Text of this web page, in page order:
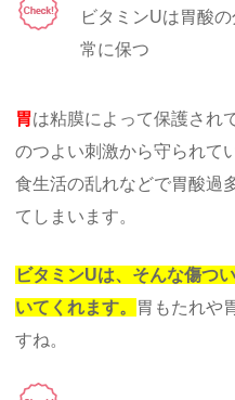
ビタミンUは胃酸
常に保つ
胃は粘膜によって保護され
のつよい刺激から守られて
食生活の乱れなどで胃酸過
てしまいます。
ビタミンUは、そんな傷つ
いてくれます。 胃もたれや
すね。